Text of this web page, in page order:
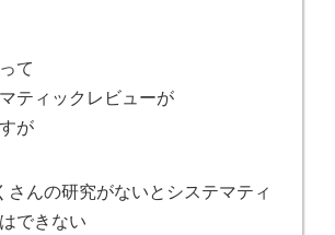
て
ティックレビューが
が
さんの研究がないとシステマティ
できない